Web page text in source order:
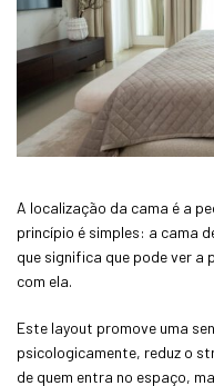
A localização da cama é a
princípio é simples: a cama
que significa que pode ver
com ela.
Este layout promove uma
psicologicamente, reduz o
de quem entra no espaço,